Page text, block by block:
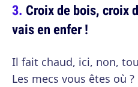
Croix de bois, croix
vais en enfer !
Il fait chaud, ici, non,
Les mecs vous êtes où ?